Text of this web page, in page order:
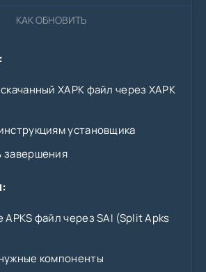
КАК ОБНОВИТЬ
XAPK файл через XAPK
установщика
завершения
APKS файл через SAI (Split Apks
компоненты